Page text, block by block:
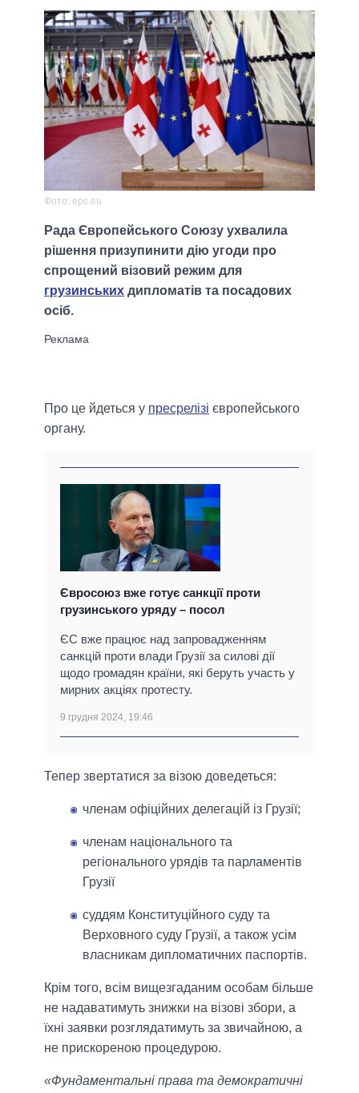
Фото: epc.eu
Рада Європейського Союзу ухвалила
рішення призупинити дію угоди про
спрощений візовий режим для
грузинських дипломатів та посадових
осіб.
Про це йдеться у пресрелізі європейського
органу.
Євросоюз вже готує санкції проти
грузинського уряду – посол
ЄС вже працює над запровадженням
санкцій проти влади Грузії за силові дії
щодо громадян країни, які беруть участь у
мирних акціях протесту.
9 грудня 2024, 19:46
Тепер звертатися за візою доведеться:
членам офіційних делегацій із Грузії;
членам національного та
регіонального урядів та парламентів
Грузії
суддям Конституційного суду та
Верховного суду Грузії, а також усім
власникам дипломатичних паспортів.
Крім того, всім вищезгаданим особам більше
не надаватимуть знижки на візові збори, а
їхні заявки розглядатимуть за звичайною, а
не прискореною процедурою.
«Фундаментальні права та демократичні